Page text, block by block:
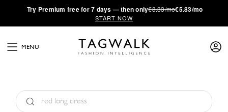
·Try Premium free for 7 days — then only€8.33/mo€5.83/mo
START NOW
MENU